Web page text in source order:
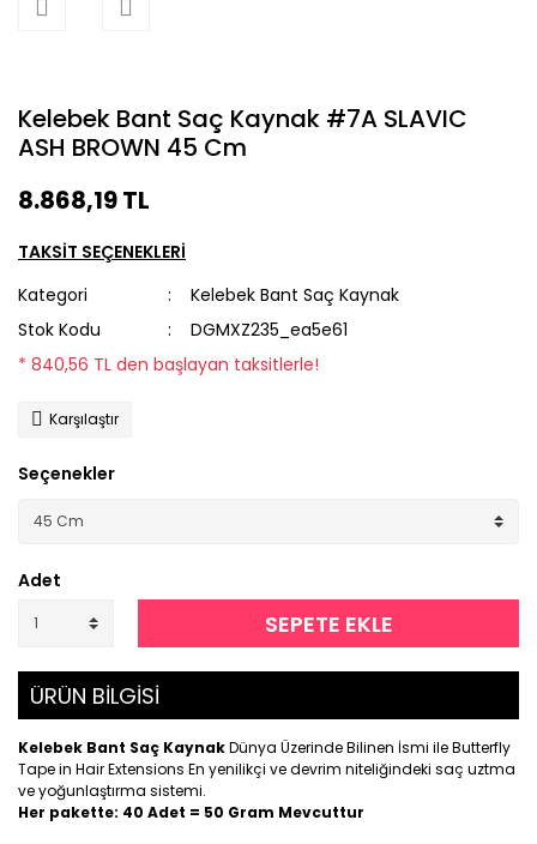
Kelebek Bant Saç Kaynak #7A SLAVIC
ASH BROWN 45 Cm
8.868,19 TL
TAKSİT SEÇENEKLERİ
Kategori
Kelebek Bant Saç Kaynak
Stok Kodu
DGMXZ235_ea5e61
* 840,56 TL den başlayan taksitlerle!
Karşılaştır
Seçenekler
Adet
SEPETE EKLE
ÜRÜN BİLGİSİ
Kelebek Bant Saç KaynakDünya Üzerinde Bilinen İsmi ile Butterfly
Tape in Hair Extensions En yenilikçi ve devrim niteliğindeki saç uztma
ve yoğunlaştırma sistemi.
Her pakette: 40 Adet = 50 Gram Mevcuttur